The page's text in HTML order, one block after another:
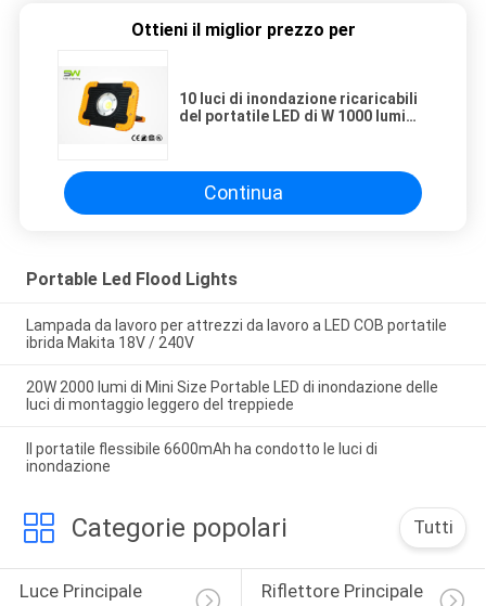
Ottieni il miglior prezzo per
10 luci di inondazione ricaricabili
del portatile LED di W 1000 lumi
Continua
Portable Led Flood Lights
Lampada da lavoro per attrezzi da lavoro a LED COB portatile
ibrida Makita 18V / 240V
20W 2000 lumi di Mini Size Portable LED di inondazione delle
luci di montaggio leggero del treppiede
Il portatile flessibile 6600mAh ha condotto le luci di
inondazione
Categorie popolari Tutti
Luce Principale
Riflettore Principale